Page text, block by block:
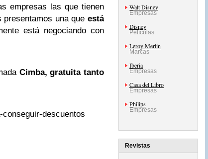
empresas las que tienen
una que está
está negociando con
Cimba, gratuita tanto
Walt Disney
Empresas
Disney
Películas
Leroy Merlin
Marcas
Iberia
Empresas
Casa del Libro
Empresas
Philips
Empresas
Revistas